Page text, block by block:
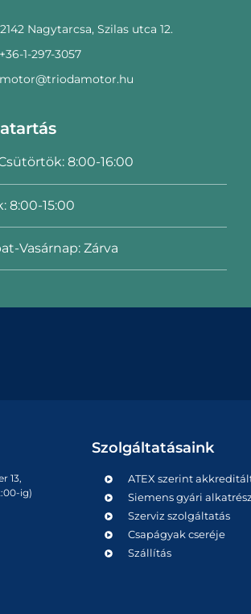
Nagytarcsa, Szilas utca 12.
+36-1-297-3057
motor@triodamotor.hu
8:00-16:00
8:00-15:00
Vasárnap: Zárva
13,
ig)
Szolgáltatásaink
ATEX szerint
Siemens gyári
Szerviz szolgáltatás
Csapágyak cseréje
Szállítás